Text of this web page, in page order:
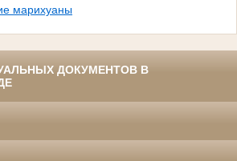
марихуаны
ДОКУМЕНТОВ В